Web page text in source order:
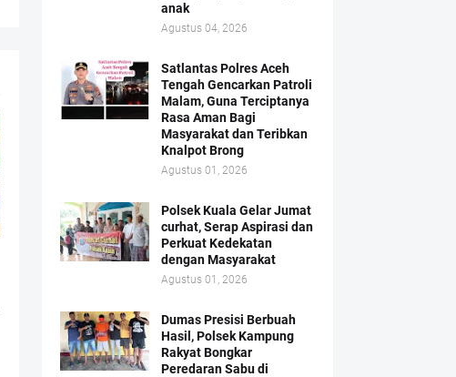
anak
Agustus 04, 2026
Satlantas Polres Aceh
Tengah Gencarkan Patroli
Malam, Guna Terciptanya
Rasa Aman Bagi
Masyarakat dan Teribkan
Knalpot Brong
Agustus 01, 2026
Polsek Kuala Gelar Jumat
curhat, Serap Aspirasi dan
Perkuat Kedekatan
dengan Masyarakat
Agustus 01, 2026
Dumas Presisi Berbuah
Hasil, Polsek Kampung
Rakyat Bongkar
Peredaran Sabu di